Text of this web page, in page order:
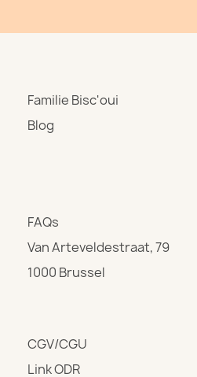
Familie Bisc'oui
Blog
FAQs
Van Arteveldestraat, 79
1000 Brussel
CGV/CGU
Link ODR